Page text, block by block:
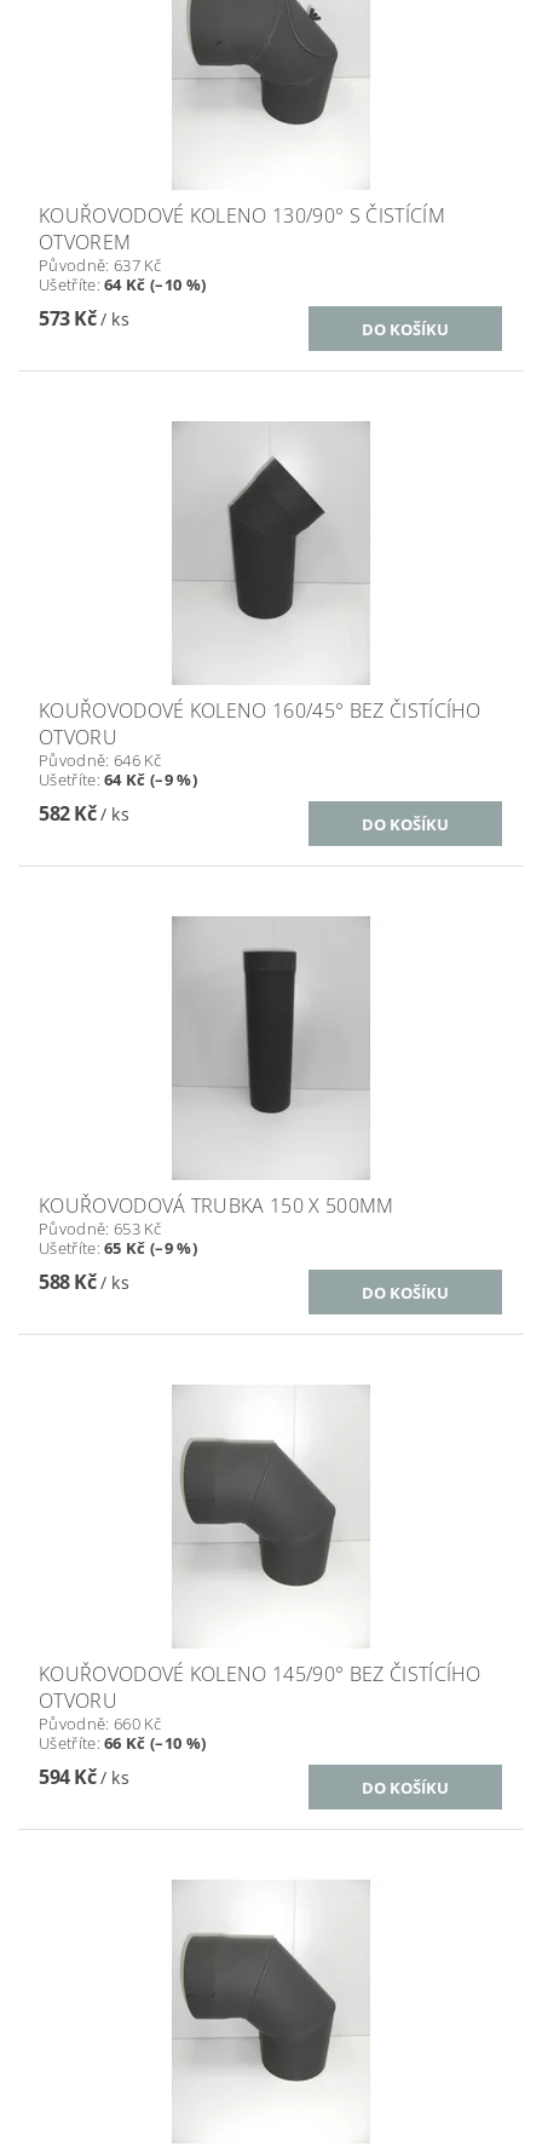
KOUŘOVODOVÉ KOLENO 130/90° S ČISTÍCÍM
OTVOREM
Původně: 637 Kč
Ušetříte:64 Kč (–10 %)
573 Kč/ ks
KOUŘOVODOVÉ KOLENO 160/45° BEZ ČISTÍCÍHO
OTVORU
Původně: 646 Kč
Ušetříte:64 Kč (–9 %)
582 Kč/ ks
KOUŘOVODOVÁ TRUBKA 150 X 500MM
Původně: 653 Kč
Ušetříte:65 Kč (–9 %)
588 Kč/ ks
KOUŘOVODOVÉ KOLENO 145/90° BEZ ČISTÍCÍHO
OTVORU
Původně: 660 Kč
Ušetříte:66 Kč (–10 %)
594 Kč/ ks